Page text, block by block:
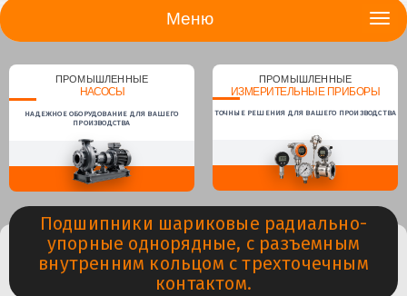
Меню
ПРОМЫШЛЕННЫЕ
НАСОСЫ
НАДЕЖНОЕ ОБОРУДОВАНИЕ ДЛЯ ВАШЕГО
ПРОИЗВОДСТВА
ПРОМЫШЛЕННЫЕ
ИЗМЕРИТЕЛЬНЫЕ ПРИБОРЫ
ТОЧНЫЕ РЕШЕНИЯ ДЛЯ ВАШЕГО ПРОИЗВОДСТВА
Подшипники шариковые радиально-
упорные однорядные, с разъемным
внутренним кольцом с трехточечным
контактом.